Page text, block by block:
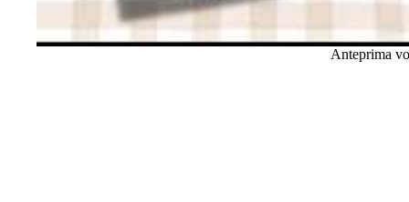
Anteprima